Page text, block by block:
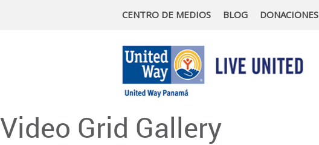
CENTRO DE MEDIOS BLOG DONACIONES
Video Grid Gallery